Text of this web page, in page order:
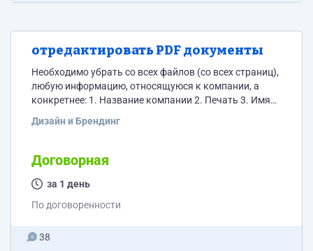
отредактировать PDF документы
Необходимо убрать со всех файлов (со всех страниц),
любую информацию, относящуюся к компании, а
конкретнее: 1. Название компании 2. Печать 3. Имя
данные, относящиеся к компании -телефоны, емэилы,
пришлю. Всего 10 PDF файлов. Внимательно изучите
каждый документ, необходимо убрать все
вышеперечисленные данные. После редактирования
приложении образец.
Дизайн и Брендинг
Договорная
за 1 день
По договоренности
38